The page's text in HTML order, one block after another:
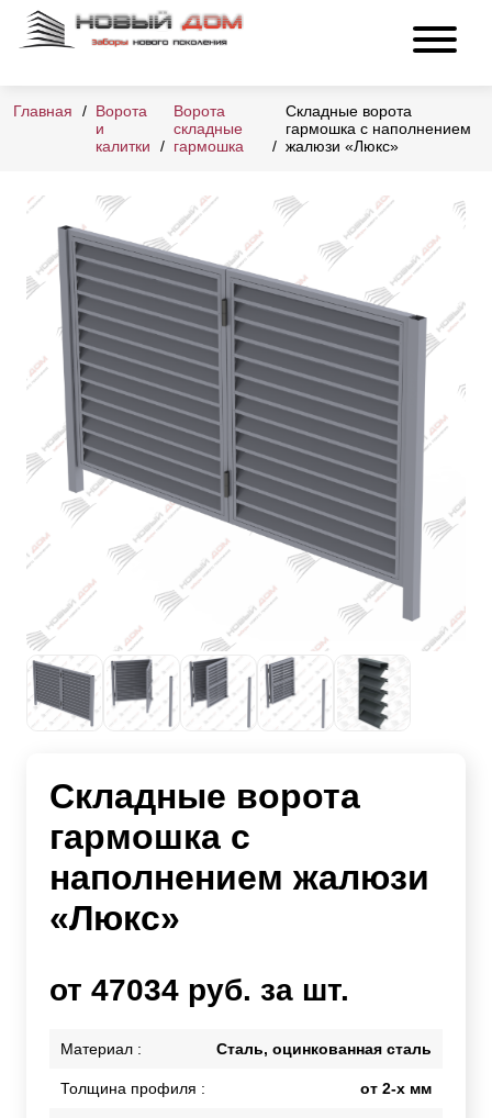
Главная
Ворота
и
калитки
Ворота
складные
гармошка
Складные ворота
гармошка с наполнением
жалюзи «Люкс»
Складные ворота
гармошка с
наполнением жалюзи
«Люкс»
от 47034 руб. за шт.
Материал : Сталь, оцинкованная сталь
Толщина профиля : от 2-х мм